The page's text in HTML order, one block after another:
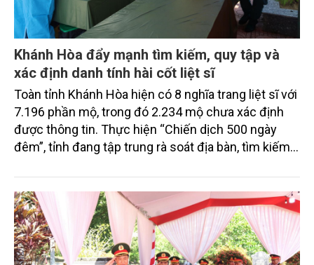
Khánh Hòa đẩy mạnh tìm kiếm, quy tập và
xác định danh tính hài cốt liệt sĩ
Toàn tỉnh Khánh Hòa hiện có 8 nghĩa trang liệt sĩ với
7.196 phần mộ, trong đó 2.234 mộ chưa xác định
được thông tin. Thực hiện “Chiến dịch 500 ngày
đêm”, tỉnh đang tập trung rà soát địa bàn, tìm kiếm,
giám định ADN, với sự tham gia của các cấp, ngành,
địa phương và lực lượng tại cơ sở.